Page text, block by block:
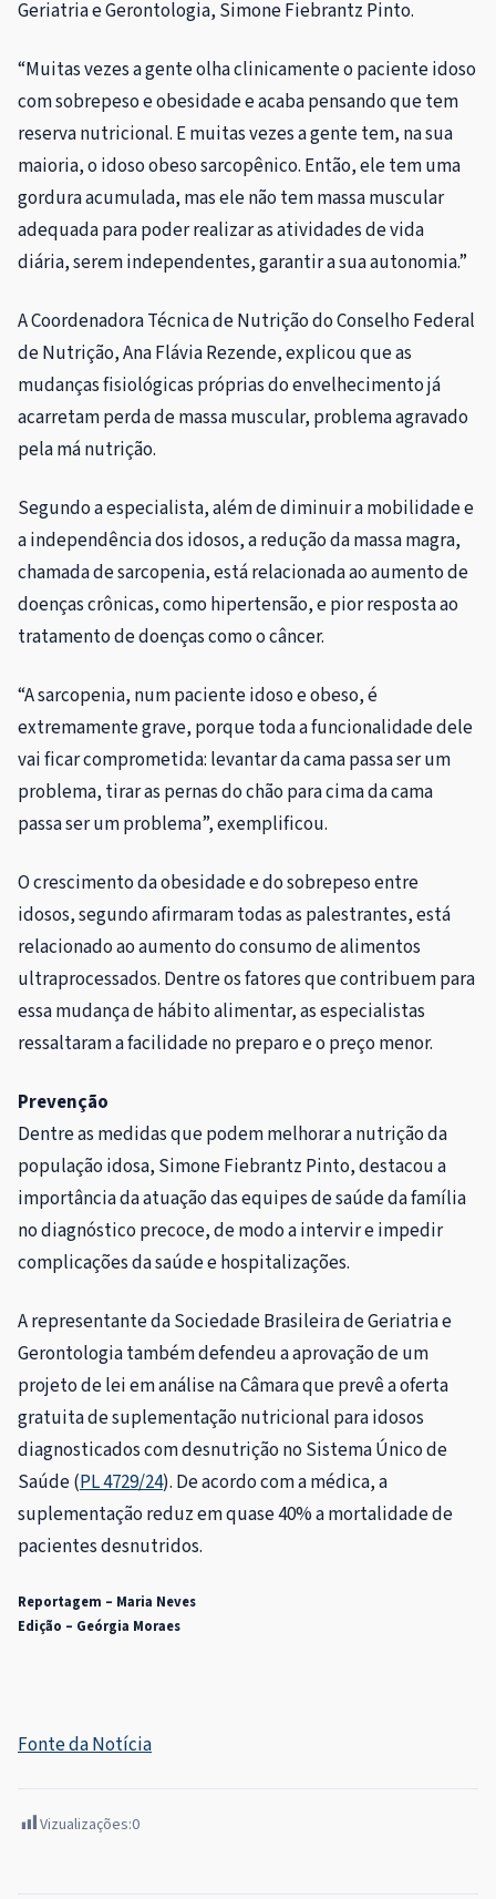
Geriatria e Gerontologia, Simone Fiebrantz Pinto.
“Muitas vezes a gente olha clinicamente o paciente idoso
com sobrepeso e obesidade e acaba pensando que tem
reserva nutricional. E muitas vezes a gente tem, na sua
maioria, o idoso obeso sarcopênico. Então, ele tem uma
gordura acumulada, mas ele não tem massa muscular
adequada para poder realizar as atividades de vida
diária, serem independentes, garantir a sua autonomia.”
A Coordenadora Técnica de Nutrição do Conselho Federal
de Nutrição, Ana Flávia Rezende, explicou que as
mudanças fisiológicas próprias do envelhecimento já
acarretam perda de massa muscular, problema agravado
pela má nutrição.
Segundo a especialista, além de diminuir a mobilidade e
a independência dos idosos, a redução da massa magra,
chamada de sarcopenia, está relacionada ao aumento de
doenças crônicas, como hipertensão, e pior resposta ao
tratamento de doenças como o câncer.
“A sarcopenia, num paciente idoso e obeso, é
extremamente grave, porque toda a funcionalidade dele
vai ficar comprometida: levantar da cama passa ser um
problema, tirar as pernas do chão para cima da cama
passa ser um problema”, exemplificou.
O crescimento da obesidade e do sobrepeso entre
idosos, segundo afirmaram todas as palestrantes, está
relacionado ao aumento do consumo de alimentos
ultraprocessados. Dentre os fatores que contribuem para
essa mudança de hábito alimentar, as especialistas
ressaltaram a facilidade no preparo e o preço menor.
Prevenção
Dentre as medidas que podem melhorar a nutrição da
população idosa, Simone Fiebrantz Pinto, destacou a
importância da atuação das equipes de saúde da família
no diagnóstico precoce, de modo a intervir e impedir
complicações da saúde e hospitalizações.
A representante da Sociedade Brasileira de Geriatria e
Gerontologia também defendeu a aprovação de um
projeto de lei em análise na Câmara que prevê a oferta
gratuita de suplementação nutricional para idosos
diagnosticados com desnutrição no Sistema Único de
Saúde (PL 4729/24). De acordo com a médica, a
suplementação reduz em quase 40% a mortalidade de
pacientes desnutridos.
Reportagem – Maria Neves
Edição – Geórgia Moraes
Fonte da Notícia
Vizualizações:0